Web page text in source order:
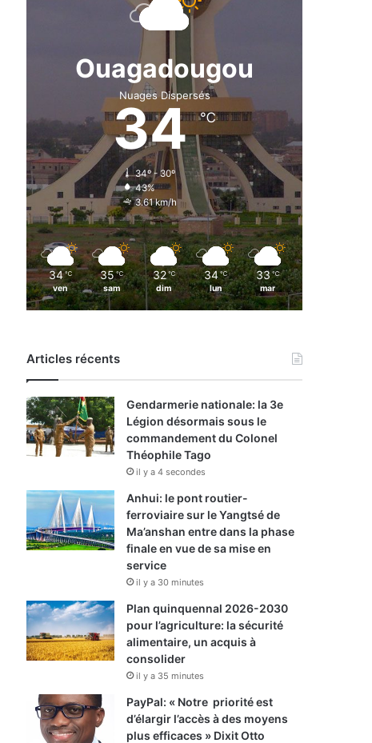
Ouagadougou
Nuages Dispersés
34℃
34º - 30º
43%
3.61 km/h
34 ℃
ven
35 ℃
sam
32 ℃
dim
34 ℃
lun
33 ℃
mar
Articles récents
Gendarmerie nationale: la 3e
Légion désormais sous le
commandement du Colonel
Théophile Tago
il y a 4 secondes
Anhui: le pont routier-
ferroviaire sur le Yangtsé de
Ma’anshan entre dans la phase
finale en vue de sa mise en
service
il y a 30 minutes
Plan quinquennal 2026-2030
pour l’agriculture: la sécurité
alimentaire, un acquis à
consolider
il y a 35 minutes
PayPal: « Notre priorité est
d’élargir l’accès à des moyens
plus efficaces » Dixit Otto